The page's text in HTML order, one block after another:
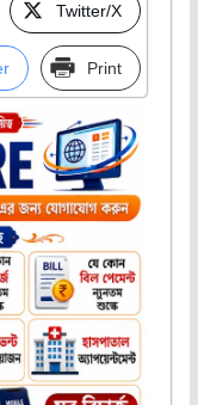
Twitter/X
Print